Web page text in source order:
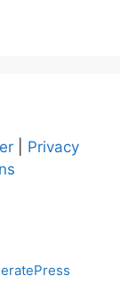
| Privacy